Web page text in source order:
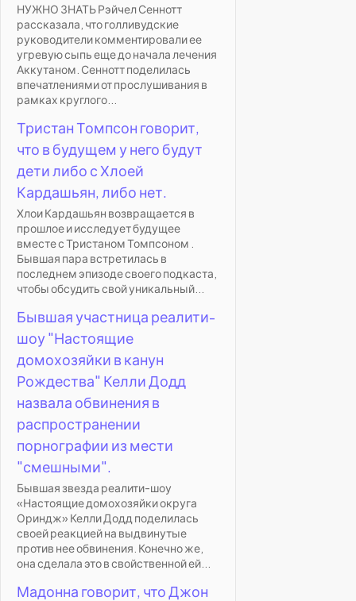
НУЖНО ЗНАТЬ Рэйчел Сеннотт
рассказала, что голливудские
руководители комментировали ее
угревую сыпь еще до начала лечения
Аккутаном. Сеннотт поделилась
впечатлениями от прослушивания в
рамках круглого...
Тристан Томпсон говорит,
что в будущем у него будут
дети либо с Хлоей
Кардашьян, либо нет.
Хлои Кардашьян возвращается в
прошлое и исследует будущее
вместе с Тристаном Томпсоном .
Бывшая пара встретилась в
последнем эпизоде своего подкаста,
чтобы обсудить свой уникальный...
Бывшая участница реалити-
шоу "Настоящие
домохозяйки в канун
Рождества" Келли Додд
назвала обвинения в
распространении
порнографии из мести
"смешными".
Бывшая звезда реалити-шоу
«Настоящие домохозяйки округа
Ориндж» Келли Додд поделилась
своей реакцией на выдвинутые
против нее обвинения. Конечно же,
она сделала это в свойственной ей...
Мадонна говорит, что Джон